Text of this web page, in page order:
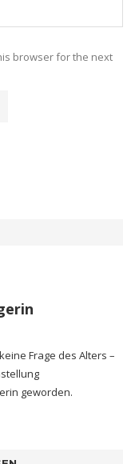
browser for the next
Frage des Alters –
geworden.